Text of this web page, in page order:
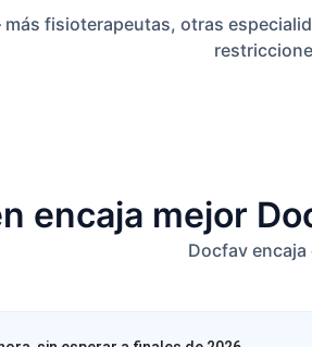
fisioterapeutas, otras
encaja mejor
Docfav